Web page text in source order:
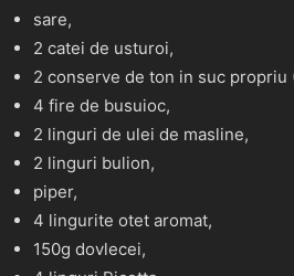
sare,
2 catei de usturoi,
2 conserve de ton in suc propriu
4 fire de busuioc,
2 linguri de ulei de masline,
2 linguri bulion,
piper,
4 lingurite otet aromat,
150g dovlecei,